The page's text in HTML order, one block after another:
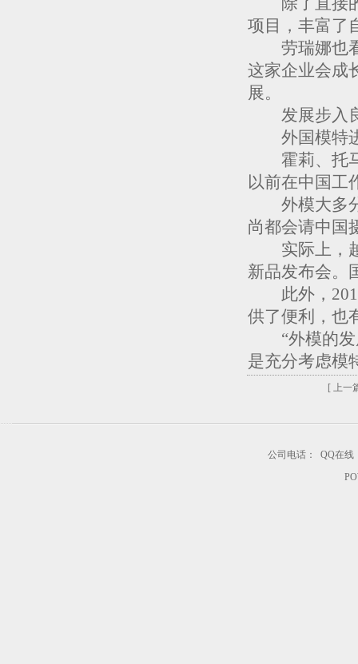
项目，丰富了
劳瑞娜也看
这家企业会成
展。
发展步入
外国模特进
霍莉、托马
以前在中国工
外模大多分
尚都会请中国
实际上，越
新品发布会。
此外，2014
供了便利，也
“外模的发展
是充分考虑模
[ 上一
公司电话：
QQ在线